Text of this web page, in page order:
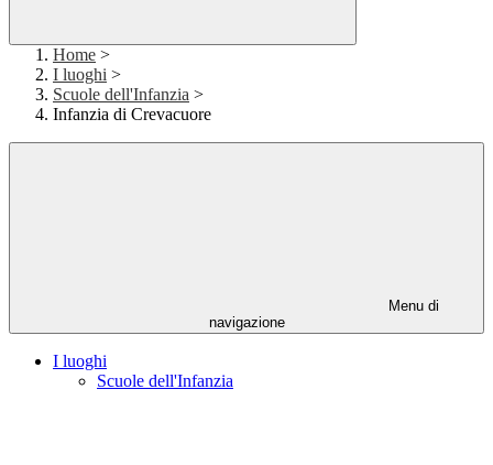
Home >
I luoghi >
Scuole dell'Infanzia >
Infanzia di Crevacuore
Menu di
navigazione
I luoghi
Scuole dell'Infanzia